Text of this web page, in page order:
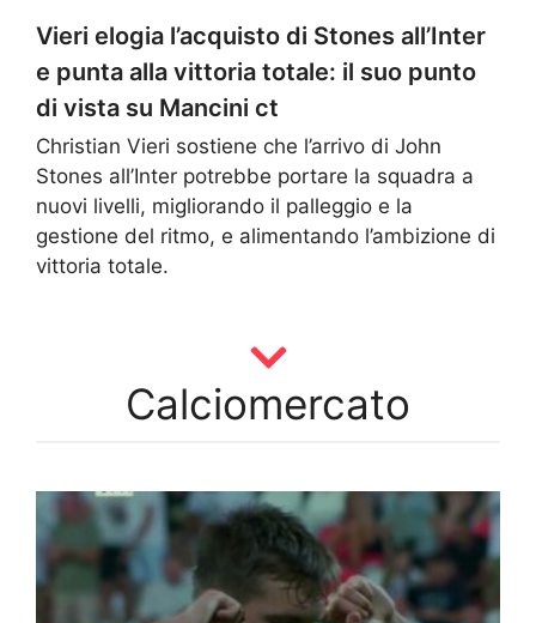
Vieri elogia l’acquisto di Stones all’Inter
e punta alla vittoria totale: il suo punto
di vista su Mancini ct
Christian Vieri sostiene che l’arrivo di John
Stones all’Inter potrebbe portare la squadra a
nuovi livelli, migliorando il palleggio e la
gestione del ritmo, e alimentando l’ambizione di
vittoria totale.
Calciomercato